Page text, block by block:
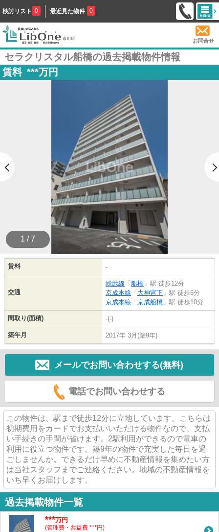
検討リスト 0 最近見た物件 0
お問合せ
セラクリスタル船橋の過去掲載物件情報
賃料 ***万円
1 / 7
賃料 -
交通
総武線 「 船橋 」駅 徒歩12分
京成本線 「 大神宮下 」駅 徒歩5分
京成本線 「 京成船橋 」駅 徒歩10分
間取り(面積) -(-)
築年月 2017年 3月(築9年)
メールでお問い合わせする(無料)
電話でお問い合わせする
この物件は、駅まで徒歩12分に立地しています。こちらは
初期費用をカードでお支払いいただける物件なので、支払
い手続きの手間が省けます。2駅利用ができるので電車の
利用に役立つ物件です。築9年の物件で充実した毎日を過
ごしませんか。できるだけ早めに不動産情報を集めたい方
は当社スタッフまでご連絡ください。地域の不動産情報を
いち早くお届けします。
過去掲載物件一覧
***万円
(管理費・共益費 ***円)